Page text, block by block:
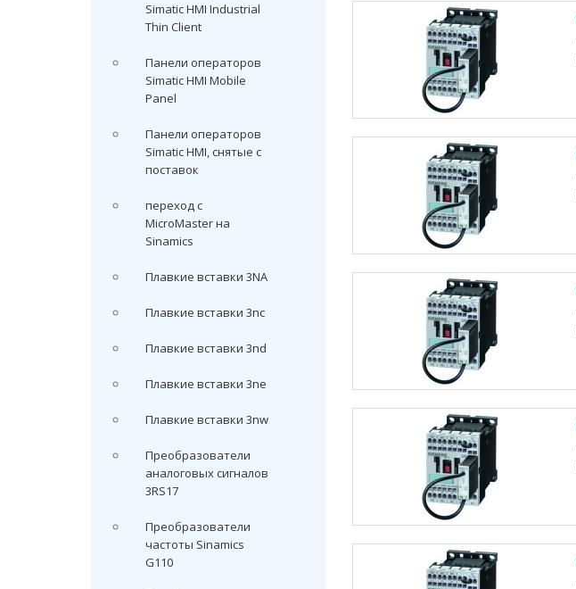
Simatic HMI Industrial
Thin Client
Панели операторов
Simatic HMI Mobile
Panel
Панели операторов
Simatic HMI, снятые с
поставок
переход с
MicroMaster на
Sinamics
Плавкие вставки 3NA
Плавкие вставки 3nc
Плавкие вставки 3nd
Плавкие вставки 3ne
Плавкие вставки 3nw
Преобразователи
аналоговых сигналов
3RS17
Преобразователи
частоты Sinamics
G110